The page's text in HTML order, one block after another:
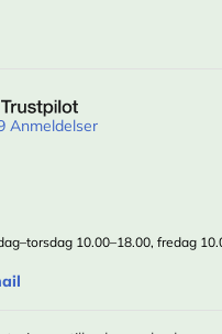
en redekasse. Det er
beskyttelsessystem,
beskyttelse?
Anmeldelser
10.00–18.00, fredag